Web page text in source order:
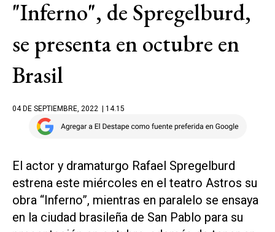
"Inferno", de Spregelburd,
se presenta en octubre en
Brasil
04 DE SEPTIEMBRE, 2022 | 14.15
El actor y dramaturgo Rafael Spregelburd
estrena este miércoles en el teatro Astros su
obra “Inferno”, mientras en paralelo se ensaya
en la ciudad brasileña de San Pablo para su